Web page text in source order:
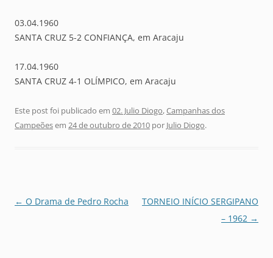
03.04.1960
SANTA CRUZ 5-2 CONFIANÇA, em Aracaju
17.04.1960
SANTA CRUZ 4-1 OLÍMPICO, em Aracaju
Este post foi publicado em 02. Julio Diogo,Campanhas dos
Campeõesem 24 de outubro de 2010 por Julio Diogo.
Navegação
← O Drama de Pedro Rocha
TORNEIO INÍCIO SERGIPANO
– 1962 →